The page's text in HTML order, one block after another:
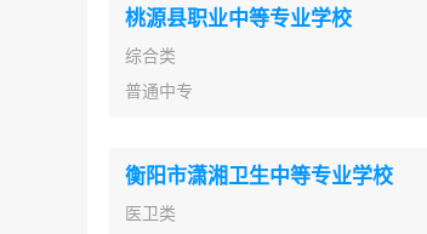
桃源县职业中等专业学校
综合类
普通中专
衡阳市潇湘卫生中等专业学校
医卫类